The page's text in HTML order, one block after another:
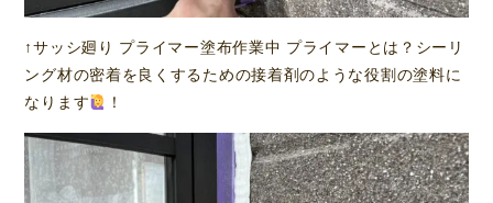
↑サッシ廻り プライマー塗布作業中 プライマーとは？シーリ
ング材の密着を良くするための接着剤のような役割の塗料に
なります
！